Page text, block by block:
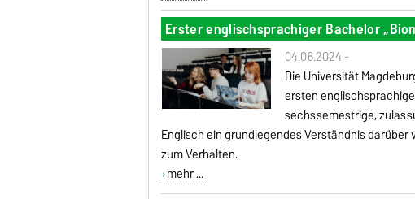
Erster englischsprachiger Bachelor
04.06.2024 -
Die Universität
ersten
sechssemestrige,
Englisch ein grundlegendes Verständnis
zum Verhalten.
mehr ...